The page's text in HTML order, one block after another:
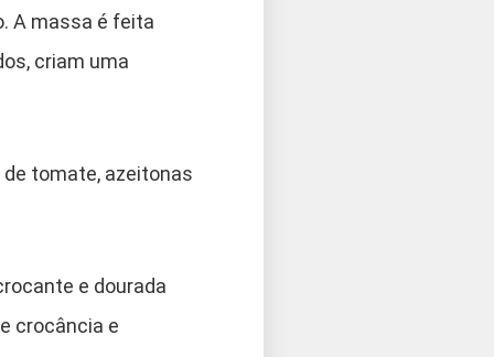
A massa é feita
criam uma
tomate, azeitonas
e dourada
crocância e